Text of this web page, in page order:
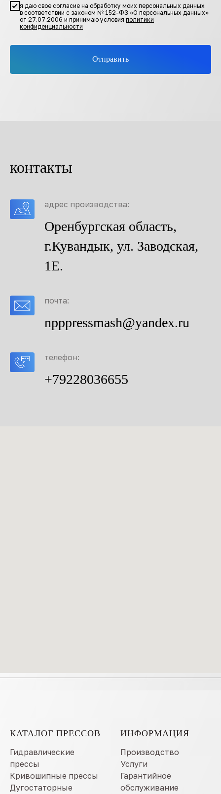
я даю свое согласие на обработку моих персональных данных
в соответствии с законом № 152-ФЗ «О персональных данных»
от 27.07.2006 и принимаю условия политики
конфиденциальности
Отправить
контакты
адрес производства:
Оренбургская область,
г.Кувандык, ул. Заводская,
1Е.
почта:
npppressmash@yandex.ru
телефон:
+79228036655
КАТАЛОГ ПРЕССОВ
Гидравлические
прессы
Кривошипные прессы
Дугостаторные
ИНФОРМАЦИЯ
Производство
Услуги
Гарантийное
обслуживание